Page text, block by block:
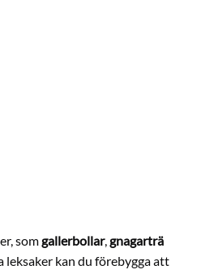
somgallerbollar,gnagarträ
kan du förebygga att